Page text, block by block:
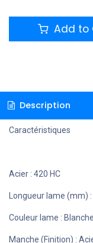
Add to
Description
Caractéristiques
Acier : 420 HC
Longueur lame (mm) :
Couleur lame : Blanche
Manche (Finition) :